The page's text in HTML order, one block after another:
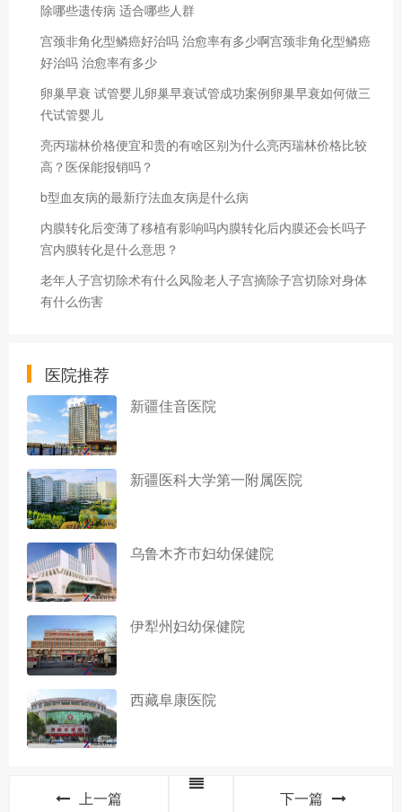
除哪些遗传病 适合哪些人群
宫颈非角化型鳞癌好治吗 治愈率有多少啊宫颈非角化型鳞癌
好治吗 治愈率有多少
卵巢早衰 试管婴儿卵巢早衰试管成功案例卵巢早衰如何做三
代试管婴儿
亮丙瑞林价格便宜和贵的有啥区别为什么亮丙瑞林价格比较
高？医保能报销吗？
b型血友病的最新疗法血友病是什么病
内膜转化后变薄了移植有影响吗内膜转化后内膜还会长吗子
宫内膜转化是什么意思？
老年人子宫切除术有什么风险老人子宫摘除子宫切除对身体
有什么伤害
医院推荐
新疆佳音医院
新疆医科大学第一附属医院
乌鲁木齐市妇幼保健院
伊犁州妇幼保健院
西藏阜康医院
上一篇 下一篇